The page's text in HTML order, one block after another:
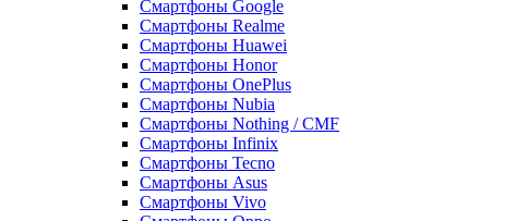
Смартфоны Google
Смартфоны Realme
Смартфоны Huawei
Смартфоны Honor
Смартфоны OnePlus
Смартфоны Nubia
Смартфоны Nothing / CMF
Смартфоны Infinix
Смартфоны Tecno
Смартфоны Asus
Смартфоны Vivo